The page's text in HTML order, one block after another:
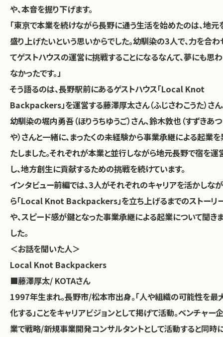
や、本音を掘り下げます。
「東京で本業を続けながら長野に通う生活を始めたのは、地元
盛り上げたいという思いからでした。幼馴染の3人で、力を合わ
てゲストハウスの運営に挑戦することになるなんて、夢にも思わ
なかったです。」
そう語るのは、長野駅前にあるゲストハウス「Local Knot
Backpackers」を運営する藤澤厚太さん（ふじさわこうた）さん
幼馴染の堀内勇吾（ほりうちゆうご）さん、鈴木敦也（すずきあつ
や）さんと一緒に、まったくの未経験から事業承継による起業
たしました。それぞれが本業と並行しながら地元長野で宿を運
し、地方創生に貢献するための挑戦を続けています。
インタビュー前編では、3人がそれぞれのキャリアを活かしなが
ら「Local Knot Backpackers」を立ち上げるまでのストーリ
や、スピード感が鍵となった事業承継による起業について聞き
した。
＜お話を聞いた人＞
Local Knot Backpackers
■藤澤厚太/ KOTAさん
1997年生まれ。長野市/松本市出身。「人や組織の可能性を最
化する」ことをキャリアビジョンとして掲げて活動。ベンチャー企
業で戦略/新規事業開発コンサルタントとして活動すると同時